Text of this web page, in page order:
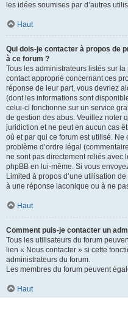
les idées soumises par d’autres
Haut
Qui dois-je contacter à propos de
à ce forum ?
Tous les administrateurs listés sur
contact approprié concernant ces
réponse de leur part, vous devriez
(dont les informations sont
celui-ci fonctionne sur un service
de gestion des abus. Veuillez noter
juridiction et ne peut en aucun cas
où et par qui ce forum est utilisé.
problème d’ordre légal
ne sont pas directement reliés avec
phpBB en lui-même. Si vous
Limited à propos d’une utilisation
à une réponse laconique ou à ne
Haut
Comment puis-je contacter un
Tous les utilisateurs du forum
lien « Nous contacter » si cette
administrateurs du forum.
Les membres du forum peuvent
Haut